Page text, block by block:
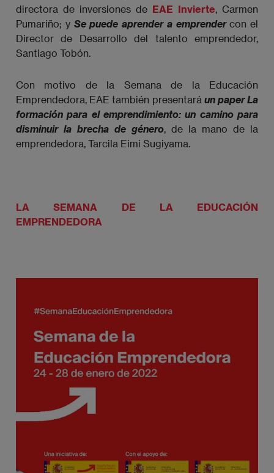
directora de inversiones de EAE Invierte, Carmen
Pumariño; y Se puede aprender a emprendercon el
Director de Desarrollo del talento emprendedor,
Santiago Tobón.
Con motivo de la Semana de la Educación
Emprendedora, EAE también presentará un paper La
formación para el emprendimiento: un camino para
disminuir la brecha de género, de la mano de la
emprendedora, Tarcila Eimi Sugiyama.
LA SEMANA DE LA EDUCACIÓN
EMPRENDEDORA